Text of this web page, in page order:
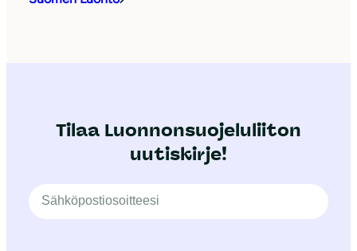
Tilaa Luonnonsuojeluliiton
uutiskirje!